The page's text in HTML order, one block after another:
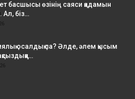
басшысы өзінің саяси қадамын
біз…
осалдық па? Әлде, әлем қысым